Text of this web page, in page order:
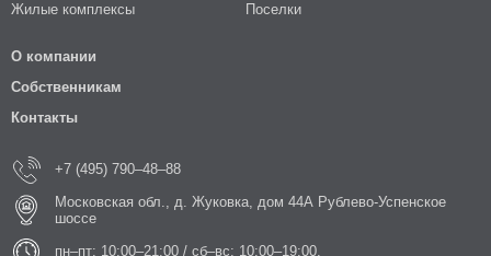
Жилые комплексы
Поселки
О компании
Собственникам
Контакты
+7 (495) 790–48–88
Московская обл., д. Жуковка, дом 44А Рублево-Успенское
шоссе
пн–пт: 10:00–21:00 / сб–вс: 10:00–19:00.